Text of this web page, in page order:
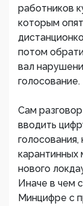
работников
которым
потом
вал
голосование.
Сам
вводить
голосования,
нового
Иначе в чем
Минцифре с